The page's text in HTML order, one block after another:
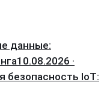
данные:
10.08.2026 ·
безопасность IoT: